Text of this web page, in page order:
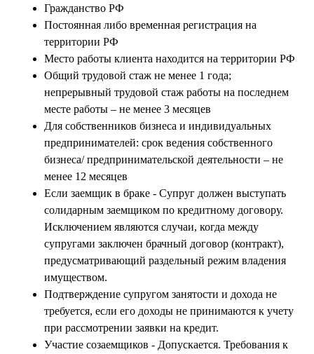
Гражданство РФ
Постоянная либо временная регистрация на
территории РФ
Место работы клиента находится на территории РФ
Общий трудовой стаж не менее 1 года;
непрерывный трудовой стаж работы на последнем
месте работы – не менее 3 месяцев
Для собственников бизнеса и индивидуальных
предпринимателей: срок ведения собственного
бизнеса/ предпринимательской деятельности – не
менее 12 месяцев
Если заемщик в браке - Супруг должен выступать
солидарным заемщиком по кредитному договору.
Исключением являются случаи, когда между
супругами заключен брачный договор (контракт),
предусматривающий раздельный режим владения
имуществом.
Подтверждение супругом занятости и дохода не
требуется, если его доходы не принимаются к учету
при рассмотрении заявки на кредит.
Участие созаемщиков - Допускается. Требования к